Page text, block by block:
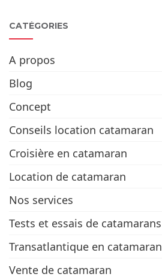
CATÉGORIES
A propos
Blog
Concept
Conseils location catamaran
Croisière en catamaran
Location de catamaran
Nos services
Tests et essais de catamarans
Transatlantique en catamaran
Vente de catamaran